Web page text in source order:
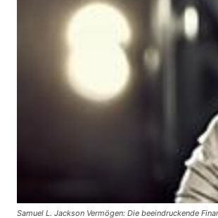
Samuel L. Jackson Vermögen: Die beeindruckende